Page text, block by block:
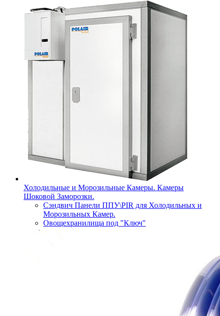
Холодильные и Морозильные Камеры. Камеры
Шоковой Заморозки.
Сэндвич Панели ППУ\PIR для Холодильных и
Морозильных Камер.
Овощехранилища под "Ключ"